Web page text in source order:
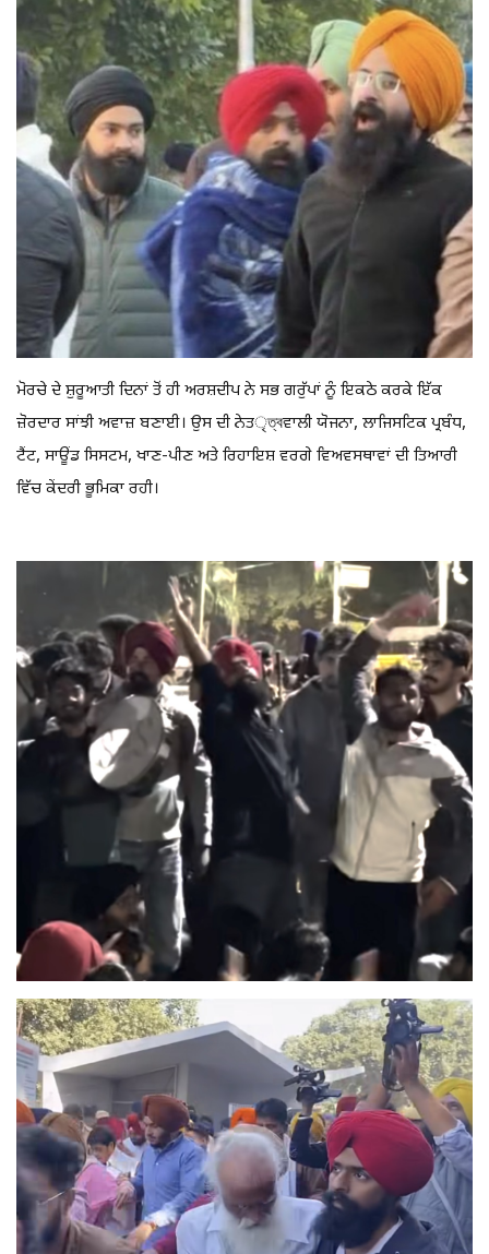
ਮੋਰਚੇ ਦੇ ਸ਼ੁਰੂਆਤੀ ਦਿਨਾਂ ਤੋਂ ਹੀ ਅਰਸ਼ਦੀਪ ਨੇ ਸਭ ਗਰੁੱਪਾਂ ਨੂੰ ਇਕਠੇ ਕਰਕੇ ਇੱਕ
ਜ਼ੋਰਦਾਰ ਸਾਂਝੀ ਅਵਾਜ਼ ਬਣਾਈ। ਉਸ ਦੀ ਨੇਤৃত্বਵਾਲੀ ਯੋਜਨਾ, ਲਾਜਿਸਟਿਕ ਪ੍ਰਬੰਧ,
ਟੈਂਟ, ਸਾਊਂਡ ਸਿਸਟਮ, ਖਾਣ-ਪੀਣ ਅਤੇ ਰਿਹਾਇਸ਼ ਵਰਗੇ ਵਿਅਵਸਥਾਵਾਂ ਦੀ ਤਿਆਰੀ
ਵਿੱਚ ਕੇਂਦਰੀ ਭੂਮਿਕਾ ਰਹੀ।